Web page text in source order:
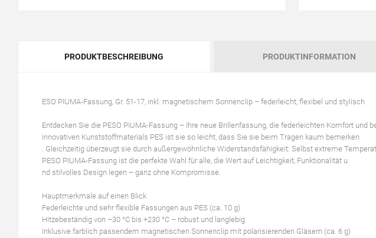
PRODUKTBESCHREIBUNG PRODUKTINFORMATION
ESO PIUMA-Fassung, Gr. 51-17, inkl. magnetischem Sonnenclip – federleicht, flexibel und stylisch
Entdecken Sie die PESO PIUMA-Fassung – Ihre neue Brillenfassung, die federleichten Komfort und
innovativen Kunststoffmaterials PES ist sie so leicht, dass Sie sie beim Tragen kaum bemerken
. Gleichzeitig überzeugt sie durch außergewöhnliche Widerstandsfähigkeit: Selbst extreme
PESO PIUMA-Fassung ist die perfekte Wahl für alle, die Wert auf Leichtigkeit, Funktionalität u
nd stilvolles Design legen – ganz ohne Kompromisse.
Hauptmerkmale auf einen Blick
Federleichte und sehr flexible Fassungen aus PES (ca. 10 g)
Hitzebeständig von –30 °C bis +230 °C – robust und langlebig
Inklusive farblich passendem magnetischen Sonnenclip mit polarisierenden Gläsern (ca. 6 g)